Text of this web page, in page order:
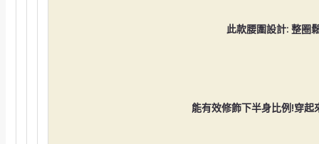
此款腰圍設計: 整圈
能有效修飾下半身比例!穿起